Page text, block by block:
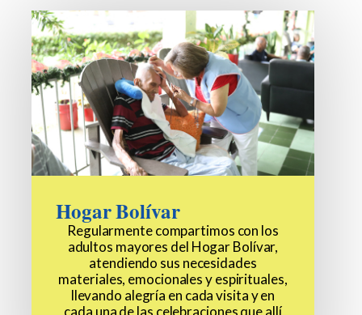
Hogar Bolívar
Regularmente compartimos con los
adultos mayores del Hogar Bolívar,
atendiendo sus necesidades
materiales, emocionales y espirituales,
llevando alegría en cada visita y en